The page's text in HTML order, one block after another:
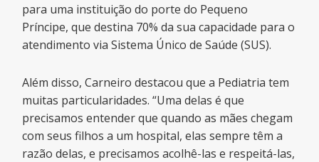
para uma instituição do porte do Pequeno
Príncipe, que destina 70% da sua capacidade para o
atendimento via Sistema Único de Saúde (SUS).
Além disso, Carneiro destacou que a Pediatria tem
muitas particularidades. “Uma delas é que
precisamos entender que quando as mães chegam
com seus filhos a um hospital, elas sempre têm a
razão delas, e precisamos acolhê-las e respeitá-las,